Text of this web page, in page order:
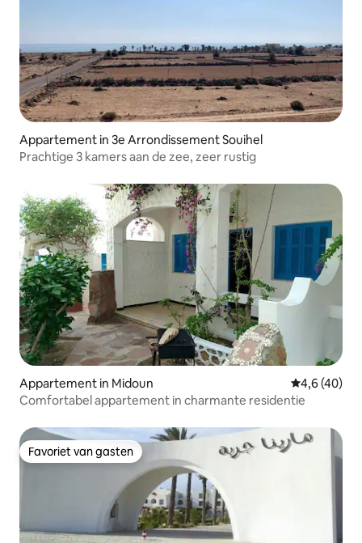
Appartement in 3e Arrondissement Souihel
Prachtige 3 kamers aan de zee, zeer rustig
Appartement in Midoun
4,6 (40)
Comfortabel appartement in charmante residentie
Favoriet van gasten
Favoriet van gasten